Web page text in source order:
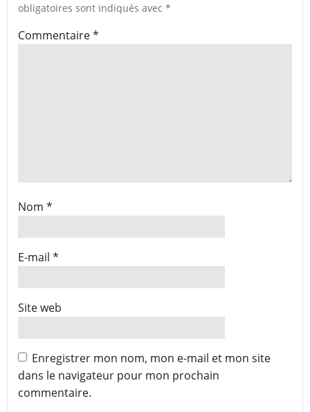
obligatoires sont indiqués avec *
Commentaire*
Nom *
E-mail *
Site web
Enregistrer mon nom, mon e-mail et mon site
dans le navigateur pour mon prochain
commentaire.